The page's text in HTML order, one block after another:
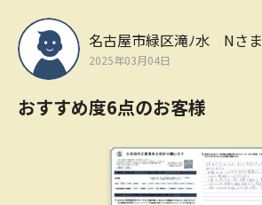
名古屋市緑区滝ﾉ水 Nさま
2025年03月04日
おすすめ度6点のお客様